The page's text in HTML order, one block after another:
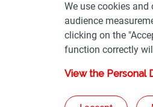
Conditions
We use cookies
audience
clicking on the
function correctly
View the Personal